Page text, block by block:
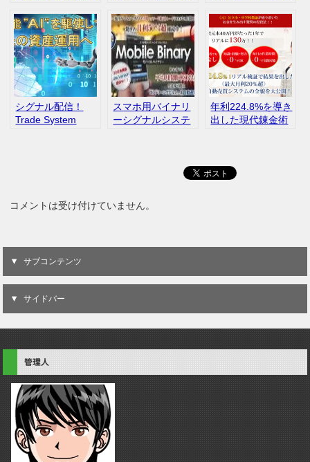
動売買 評判
夫 インフォトッ
プ 勝率 口コ
ミ 評判
シグナル配信！
Trade System
スマホ用バイナリ
ーシグナルシステ
年利224.8%を導き
出した現代錬金術
コメントは受け付けていません。
サブコンテンツ
サイドバー
管理人